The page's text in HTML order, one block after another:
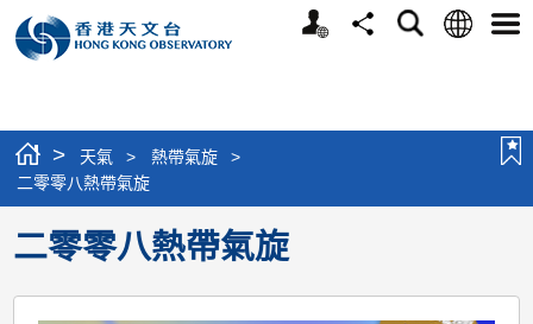
個
分
搜
語
選
> 天氣 > 熱帶氣旋
>
二零零八熱帶氣旋
二零零八熱帶氣旋